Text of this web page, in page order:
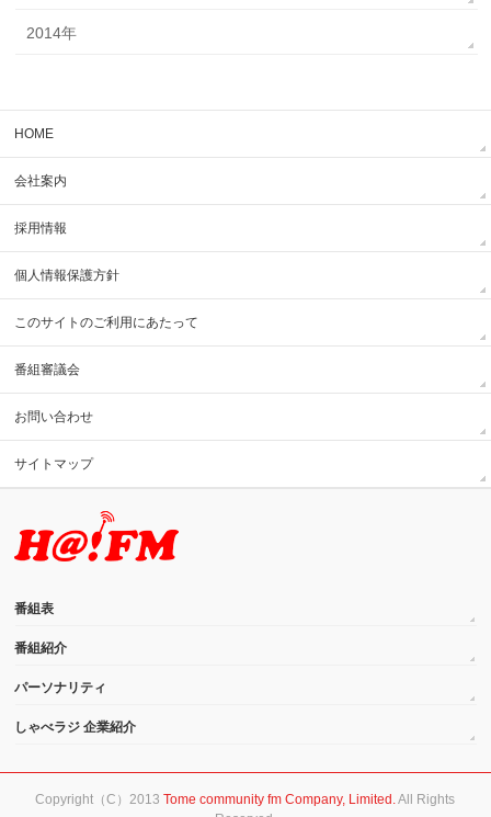
2014年
HOME
会社案内
採用情報
個人情報保護方針
このサイトのご利用にあたって
番組審議会
お問い合わせ
サイトマップ
番組表
番組紹介
パーソナリティ
しゃべラジ 企業紹介
Copyright（C）2013Tome community fm Company, Limited.All Rights